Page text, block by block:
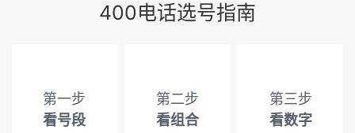
400电话选号指南
第一步
看号段
第二步
看组合
第三步
看数字